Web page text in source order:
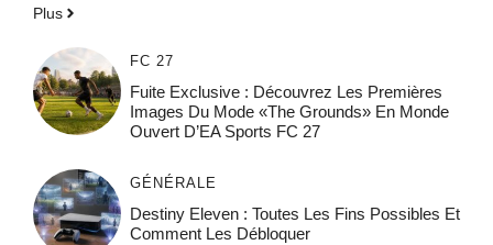
Plus
FC 27
Fuite Exclusive : Découvrez Les Premières
Images Du Mode «The Grounds» En Monde
Ouvert D’EA Sports FC 27
GÉNÉRALE
Destiny Eleven : Toutes Les Fins Possibles Et
Comment Les Débloquer